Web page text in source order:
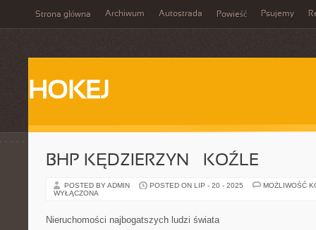
Strona główna Archiwum Autostrada Powieść Psujemy
HOKEJ
BHP KĘDZIERZYN – KOŹLE
POSTED BY ADMIN POSTED ON LIP - 20 - 2025
MOŻLIWOŚĆ
WYŁĄCZONA
Nieruchomości najbogatszych ludzi świata